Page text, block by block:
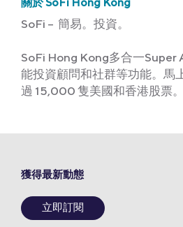
SoFi – 簡易。投資。
SoFi Hong Kong多合一Super
能投資顧問和社群等功能。馬
過 15,000 隻美國和香港股票。
獲得最新動態
立即訂閱